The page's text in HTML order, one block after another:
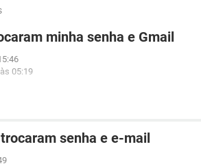
minha senha e Gmail
05:19
senha e e-mail